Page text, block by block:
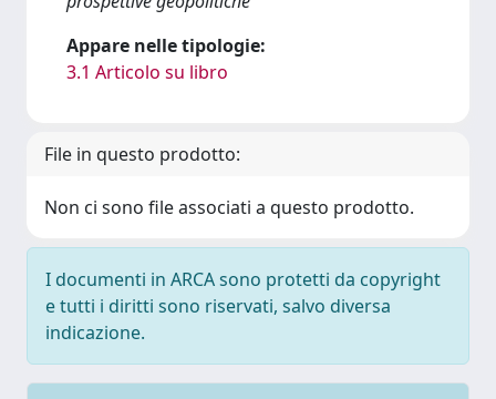
Appare nelle tipologie:
3.1 Articolo su libro
File in questo prodotto:
Non ci sono file associati a questo prodotto.
I documenti in ARCA sono protetti da copyright
e tutti i diritti sono riservati, salvo diversa
indicazione.